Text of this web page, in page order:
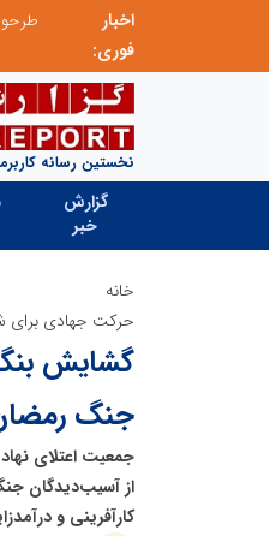
اخبار
فوری:
نخستین رسانه
گزارش
خبر
خانه
حرکت جهادی برای
گشایش
جنگ رمضان و ۱۲ روزه
جمعیت اعتلای
کارآفرینی و